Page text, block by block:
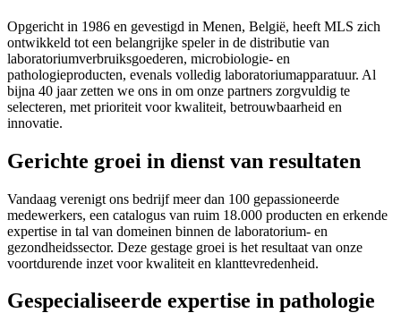
Opgericht in 1986 en gevestigd in Menen, België, heeft MLS zich
ontwikkeld tot een belangrijke speler in de distributie van
laboratoriumverbruiksgoederen, microbiologie- en
pathologieproducten, evenals volledig laboratoriumapparatuur. Al
bijna 40 jaar zetten we ons in om onze partners zorgvuldig te
selecteren, met prioriteit voor kwaliteit, betrouwbaarheid en
innovatie.
Gerichte groei in dienst van resultaten
Vandaag verenigt ons bedrijf meer dan 100 gepassioneerde
medewerkers, een catalogus van ruim 18.000 producten en erkende
expertise in tal van domeinen binnen de laboratorium- en
gezondheidssector. Deze gestage groei is het resultaat van onze
voortdurende inzet voor kwaliteit en klanttevredenheid.
Gespecialiseerde expertise in pathologie